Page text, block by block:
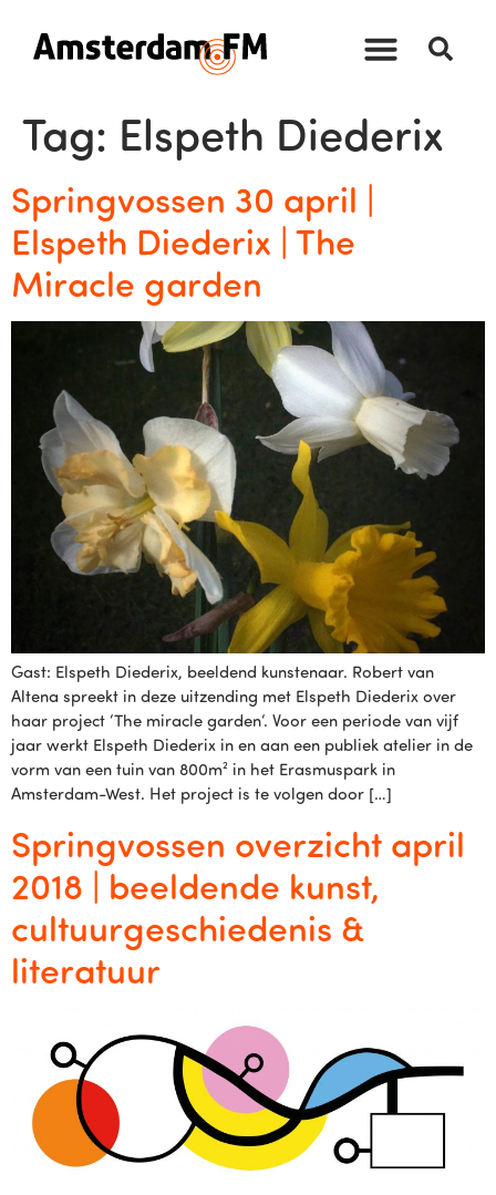
Tag: Elspeth Diederix
Springvossen 30 april |
Elspeth Diederix | The
Miracle garden
Gast: Elspeth Diederix, beeldend kunstenaar. Robert van
Altena spreekt in deze uitzending met Elspeth Diederix over
haar project ‘The miracle garden‘. Voor een periode van vijf
jaar werkt Elspeth Diederix in en aan een publiek atelier in de
vorm van een tuin van 800m² in het Erasmuspark in
Amsterdam-West. Het project is te volgen door […]
Springvossen overzicht april
2018 | beeldende kunst,
cultuurgeschiedenis &
literatuur